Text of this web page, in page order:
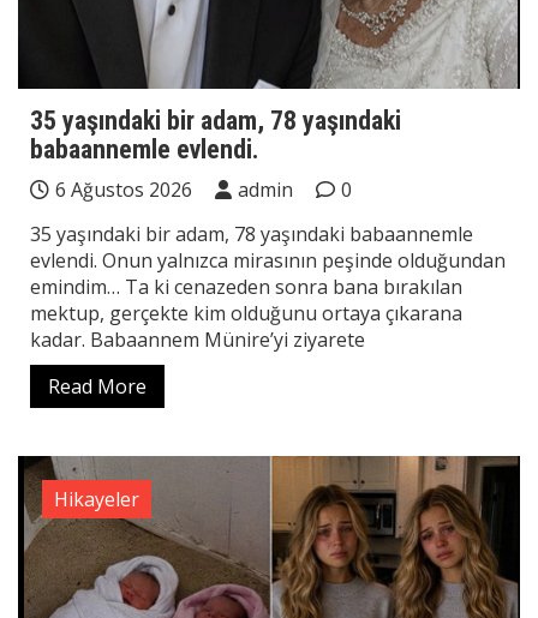
35 yaşındaki bir adam, 78 yaşındaki
babaannemle evlendi.
6 Ağustos 2026 admin
0
35 yaşındaki bir adam, 78 yaşındaki babaannemle
evlendi. Onun yalnızca mirasının peşinde olduğundan
emindim… Ta ki cenazeden sonra bana bırakılan
mektup, gerçekte kim olduğunu ortaya çıkarana
kadar. Babaannem Münire’yi ziyarete
Read More
Hikayeler